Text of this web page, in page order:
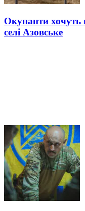
Окупанти
селі Азовське